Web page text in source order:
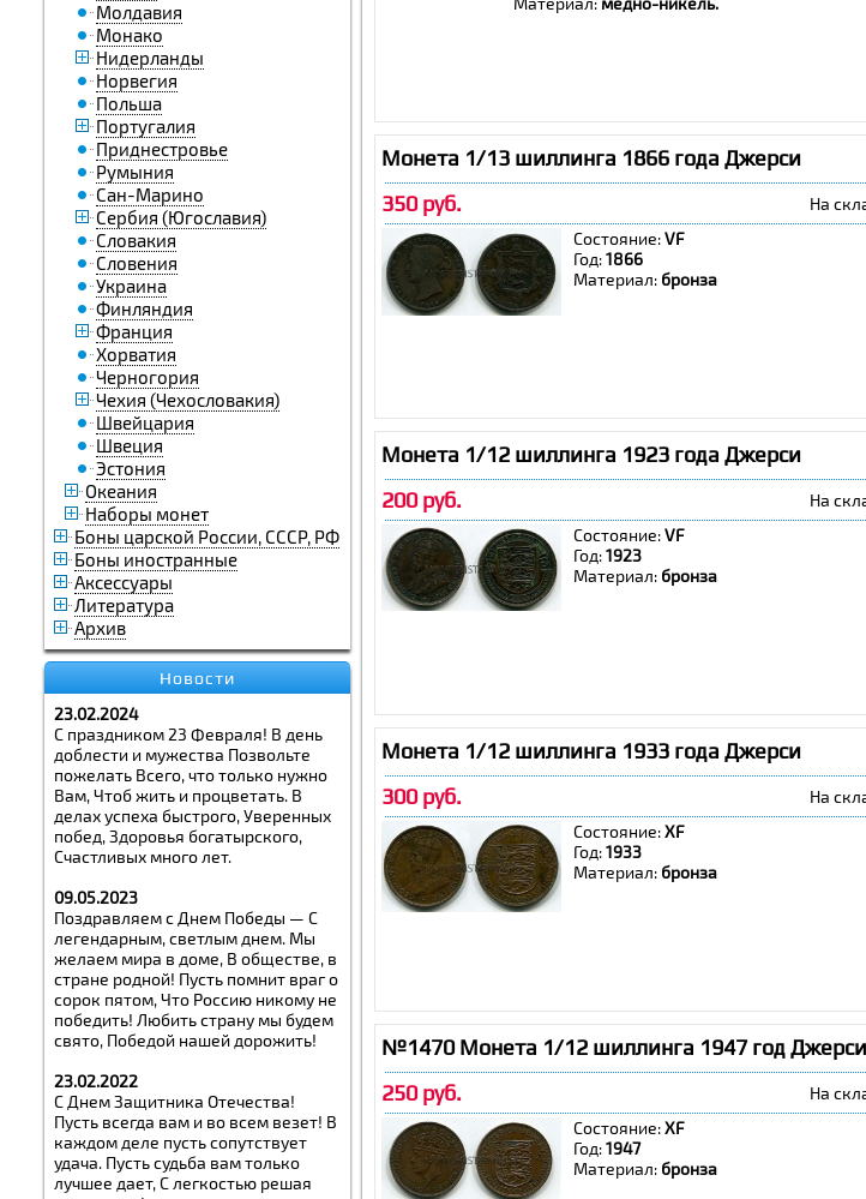
Молдавия
Монако
Нидерланды
Норвегия
Польша
Португалия
Приднестровье
Румыния
Сан-Марино
Сербия (Югославия)
Словакия
Словения
Украина
Финляндия
Франция
Хорватия
Черногория
Чехия (Чехословакия)
Швейцария
Швеция
Эстония
Океания
Наборы монет
Боны царской России, СССР, РФ
Боны иностранные
Аксессуары
Литература
Архив
Новости
23.02.2024
С праздником 23 Февраля! В день
доблести и мужества Позвольте
пожелать Всего, что только нужно
Вам, Чтоб жить и процветать. В
делах успеха быстрого, Уверенных
побед, Здоровья богатырского,
Счастливых много лет.
09.05.2023
Поздравляем с Днем Победы — С
легендарным, светлым днем. Мы
желаем мира в доме, В обществе, в
стране родной! Пусть помнит враг о
сорок пятом, Что Россию никому не
победить! Любить страну мы будем
свято, Победой нашей дорожить!
23.02.2022
С Днем Защитника Отечества!
Пусть всегда вам и во всем везет! В
каждом деле пусть сопутствует
удача. Пусть судьба вам только
лучшее дает, С легкостью решая
Монета 1/13 шиллинга 1866 года Джерси
350 руб.
На
Состояние:VF
Год:1866
Материал: бронза
Монета 1/12 шиллинга 1923 года Джерси
200 руб.
На
Состояние:VF
Год:1923
Материал: бронза
Монета 1/12 шиллинга 1933 года Джерси
300 руб.
На
Состояние:XF
Год:1933
Материал: бронза
№1470 Монета 1/12 шиллинга 1947 год Джерси
250 руб.
На
Состояние:XF
Год:1947
Материал: бронза